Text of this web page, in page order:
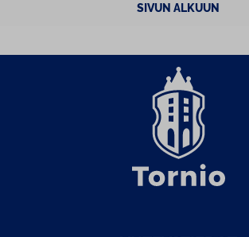
SIVUN ALKUUN